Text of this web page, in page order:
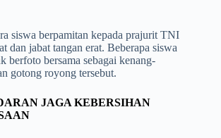
siswa berpamitan kepada prajurit TNI
dan jabat tangan erat. Beberapa siswa
berfoto bersama sebagai kenang-
gotong royong tersebut.
JAGA KEBERSIHAN